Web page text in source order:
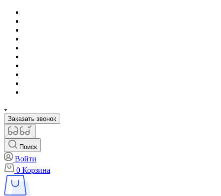
Заказать звонок
Поиск
Войти
0 Корзина